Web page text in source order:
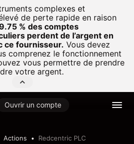
complexes et
de perte rapide en raison
% des comptes
perdent de l’argent en
ce fournisseur. Vous devez
comprenez le fonctionnement
vous permettre de prendre
votre argent.
Ouvrir un compte
Actions Redcentric PLC